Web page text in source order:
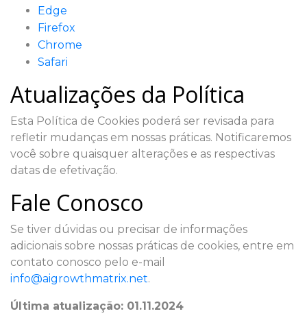
Edge
Firefox
Chrome
Safari
Atualizações da Política
Esta Política de Cookies poderá ser revisada para
refletir mudanças em nossas práticas. Notificaremos
você sobre quaisquer alterações e as respectivas
datas de efetivação.
Fale Conosco
Se tiver dúvidas ou precisar de informações
adicionais sobre nossas práticas de cookies, entre em
contato conosco pelo e-mail
info@aigrowthmatrix.net.
Última atualização: 01.11.2024